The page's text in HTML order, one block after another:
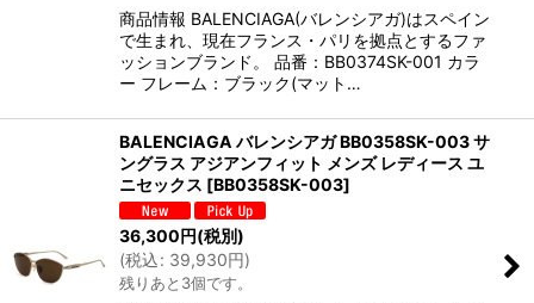
商品情報 BALENCIAGA(バレンシアガ)はスペイン
で生まれ、現在フランス・パリを拠点とするファ
ッションブランド。 品番：BB0374SK-001 カラ
ー フレーム：ブラック(マット…
BALENCIAGA バレンシアガ BB0358SK-003 サ
ングラス アジアンフィット メンズ レディース ユ
ニセックス [BB0358SK-003]
36,300円(税別)
(税込: 39,930円)
残りあと3個です。